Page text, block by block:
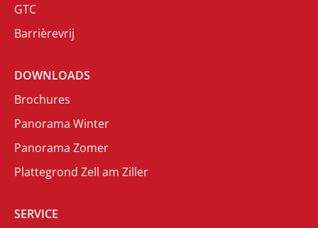
GTC
Barrièrevrij
DOWNLOADS
Brochures
Panorama Winter
Panorama Zomer
Plattegrond Zell am Ziller
SERVICE